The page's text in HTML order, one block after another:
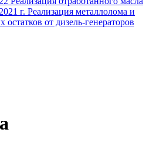
г. Реализация металлолома и
остатков от дизель-генераторов